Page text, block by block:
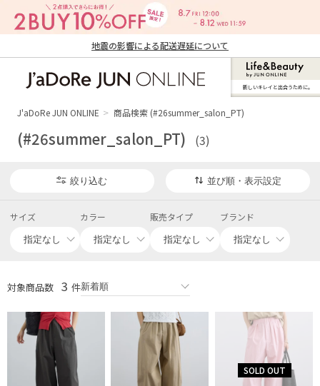
地震の影響による配送遅延について
ン オンライン）
新しいキレイと出合うために。
J'aDoRe JUN ONLINE 商品検索 (#26summer_salon_PT)
(#26summer_salon_PT) (3)
絞り込む 並び順・表示設定
サイズ カラー 販売タイプ ブランド
対象商品数 3 件